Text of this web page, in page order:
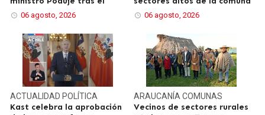
06 agosto, 2026 06 agosto, 2026
ACTUALIDAD POLÍTICA
Kast celebra la aprobación
ARAUCANÍA COMUNAS
Vecinos de sectores rurales